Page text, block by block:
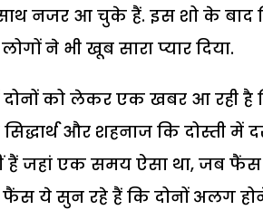
नजर आ चुके हैं. इस शो के बाद
ने भी खूब सारा प्यार दिया.
दोनों को लेकर एक खबर आ रही है
सिद्धार्थ और शहनाज कि
जहां एक समय ऐसा था, जब
ये सुन रहे हैं कि दोनों अलग